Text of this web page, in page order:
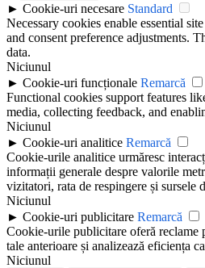
► Cookie-uri necesare Standard
Necessary cookies enable essential
and consent preference adjustments.
data.
Niciunul
► Cookie-uri funcționale Remarcă
Functional cookies support features
media, collecting feedback, and
Niciunul
► Cookie-uri analitice Remarcă
Cookie-urile analitice urmăresc
informații generale despre valorile
vizitatori, rata de respingere și sursele
Niciunul
► Cookie-uri publicitare Remarcă
Cookie-urile publicitare oferă reclame
tale anterioare și analizează eficiența
Niciunul